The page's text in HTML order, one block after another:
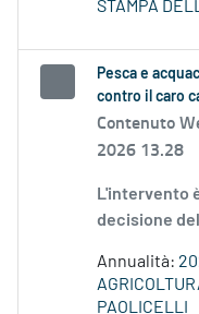
STAMPA
Pesca e
contro il caro
Contenuto
2026 13.28
L'intervento
decisione
Annualità:
PAOLICELLI